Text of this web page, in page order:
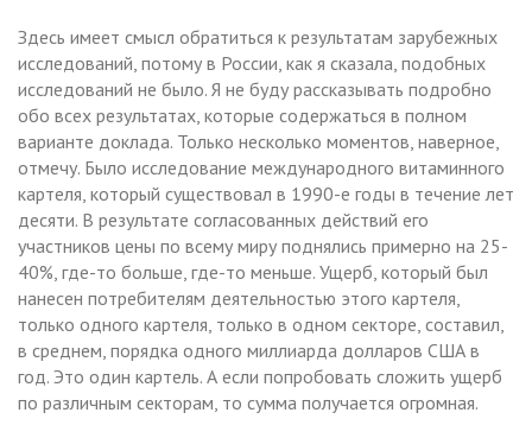
Здесь имеет смысл обратиться к результатам зарубежных
исследований, потому в России, как я сказала, подобных
исследований не было. Я не буду рассказывать подробно
обо всех результатах, которые содержаться в полном
варианте доклада. Только несколько моментов, наверное,
отмечу. Было исследование международного витаминного
картеля, который существовал в 1990-е годы в течение лет
десяти. В результате согласованных действий его
участников цены по всему миру поднялись примерно на 25-
40%, где-то больше, где-то меньше. Ущерб, который был
нанесен потребителям деятельностью этого картеля,
только одного картеля, только в одном секторе, составил,
в среднем, порядка одного миллиарда долларов США в
год. Это один картель. А если попробовать сложить ущерб
по различным секторам, то сумма получается огромная.